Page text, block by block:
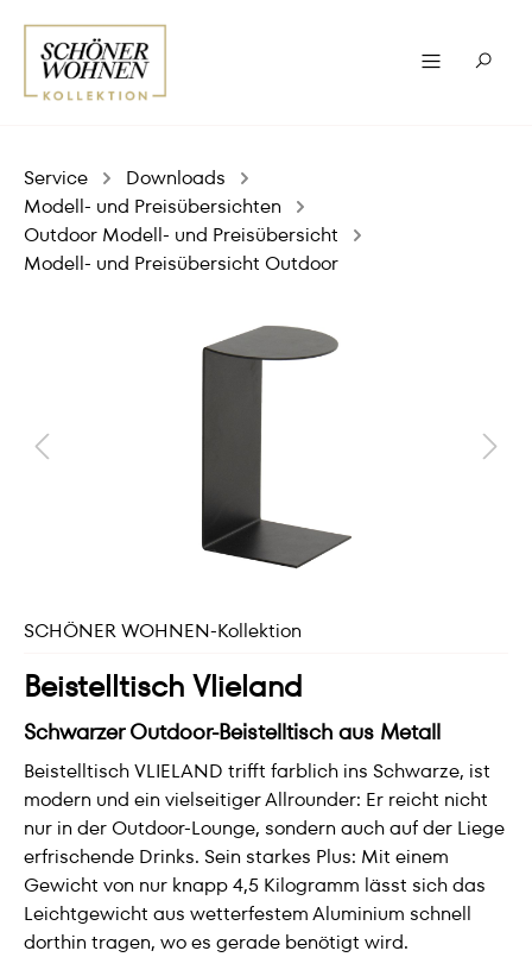
Service
Downloads
Modell- und Preisübersichten
Outdoor Modell- und Preisübersicht
Modell- und Preisübersicht Outdoor
SCHÖNER WOHNEN-Kollektion
Beistelltisch Vlieland
Schwarzer Outdoor-Beistelltisch aus Metall
Beistelltisch VLIELAND trifft farblich ins Schwarze, ist
modern und ein vielseitiger Allrounder: Er reicht nicht
nur in der Outdoor-Lounge, sondern auch auf der Liege
erfrischende Drinks. Sein starkes Plus: Mit einem
Gewicht von nur knapp 4,5 Kilogramm lässt sich das
Leichtgewicht aus wetterfestem Aluminium schnell
dorthin tragen, wo es gerade benötigt wird.